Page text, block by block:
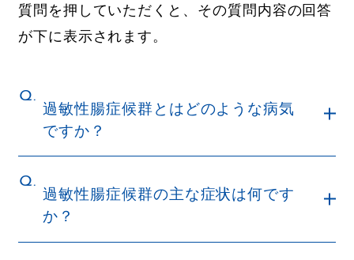
質問を押していただくと、その質問内容の回答
が下に表示されます。
Q.
過敏性腸症候群とはどのような病気
ですか？
Q.
過敏性腸症候群の主な症状は何です
か？